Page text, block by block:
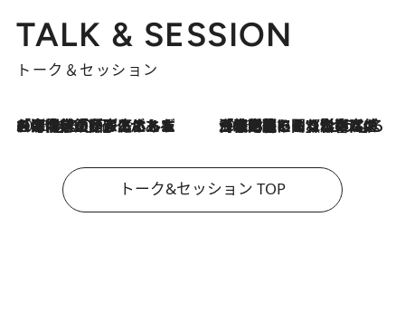
TALK & SESSION
トーク＆セッション
2026.8.3
「今後値上げがあるとすれば…」「リスクがあるのは今年の冬」エネルギー専門家が語る、ホルムズ海峡封鎖が家庭にもたらす“ある心配” 2026.8.3
「住宅建てられない…」「サーチャージ料の高値が続いている」ホルムズ海峡封鎖による影響はいつまで続く？《エネルギー専門家に聞く“どうなる日本の暮らし”》
トーク&セッション TOP